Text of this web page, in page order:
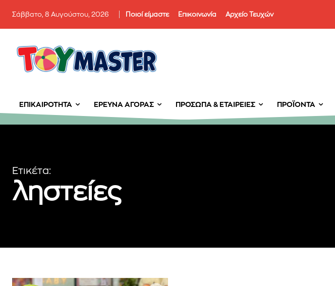
PetshopMarket.gr και ενημερωθείτε
πρώτοι για τα νέα προϊόντα και τις
Σάββατο, 8 Αυγούστου, 2026 Ποιοί είμαστε Επικοινωνία Αρχείο Τευχών
ΕΠΙΚΑΙΡΌΤΗΤΑ ΈΡΕΥΝΑ ΑΓΟΡΆΣ ΠΡΌΣΩΠΑ & ΕΤΑΙΡΕΊΕΣ ΠΡΟΪΌΝΤΑ
Ετικέτα:
ληστείες